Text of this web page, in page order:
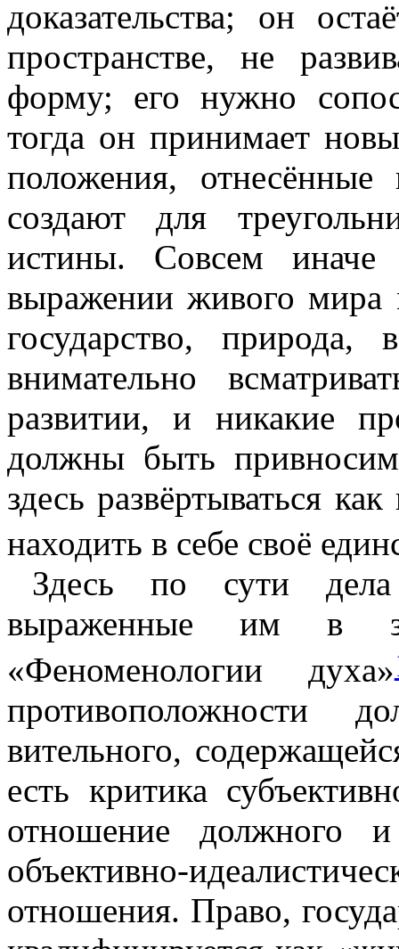
доказательства; он
пространстве, не
форму; его нужно
тогда он принимает
положения,
создают для
истины. Совсем иначе
выражении живого мира
государ­ство,
внимательно
развитии, и никакие
должны быть
здесь развёртываться
находить в себе своё
Здесь по сути дела
выраженные им в
«Феноменологии духа»
противоположности
вительного,
есть критика
отношение должного и
объективно-
отношения. Право,